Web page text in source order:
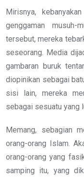
Mirisnya,
genggaman musuh-
tersebut, mereka
seseorang. Media
gambaran buruk
diopinikan sebagai
sisi lain, mereka
sebagai sesuatu yang
Memang, sebagian
orang-orang Islam.
orang-orang yang
samping itu, yang